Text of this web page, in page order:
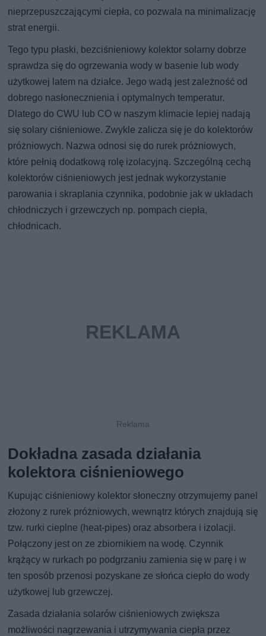
nieprzepuszczającymi ciepła, co pozwala na minimalizację
strat energii.
Tego typu płaski, bezciśnieniowy kolektor solarny dobrze
sprawdza się do ogrzewania wody w basenie lub wody
użytkowej latem na działce. Jego wadą jest zależność od
dobrego nasłonecznienia i optymalnych temperatur.
Dlatego do CWU lub CO w naszym klimacie lepiej nadają
się solary ciśnieniowe. Zwykle zalicza się je do kolektorów
próżniowych. Nazwa odnosi się do rurek próżniowych,
które pełnią dodatkową rolę izolacyjną. Szczególną cechą
kolektorów ciśnieniowych jest jednak wykorzystanie
parowania i skraplania czynnika, podobnie jak w układach
chłodniczych i grzewczych np. pompach ciepła,
chłodnicach.
Dokładna zasada działania
kolektora ciśnieniowego
Kupując ciśnieniowy kolektor słoneczny otrzymujemy panel
złożony z rurek próżniowych, wewnątrz których znajdują się
tzw. rurki cieplne (heat-pipes) oraz absorbera i izolacji.
Połączony jest on ze zbiornikiem na wodę. Czynnik
krążący w rurkach po podgrzaniu zamienia się w parę i w
ten sposób przenosi pozyskane ze słońca ciepło do wody
użytkowej lub grzewczej.
Zasada działania solarów ciśnieniowych zwiększa
możliwości nagrzewania i utrzymywania ciepła przez